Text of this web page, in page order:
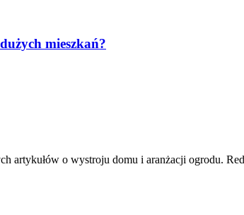
mieszkań?
artykułów o wystroju domu i aranżacji ogrodu.